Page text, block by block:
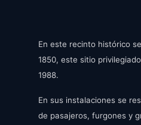
En este recinto histórico
1850, este sitio
1988.
En sus instalaciones se
de pasajeros, furgones y